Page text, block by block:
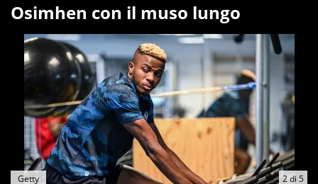
Osimhen con il muso lungo
2di 5
Getty